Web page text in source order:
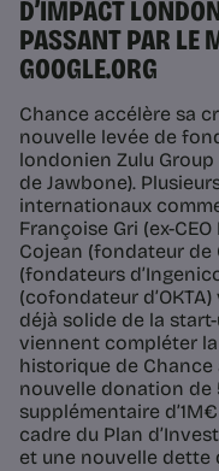
D’IMPACT
PASSANT PAR LE
GOOGLE.ORG
Chance accélère sa
nouvelle levée de
londonien Zulu
de Jawbone).
internationaux
Françoise Gri (ex-
Cojean (fondateur de
(fondateurs
(cofondateur
déjà solide de la
viennent compléter
historique de Chance
nouvelle donation de
supplémentaire
cadre du Plan
et une nouvelle dette